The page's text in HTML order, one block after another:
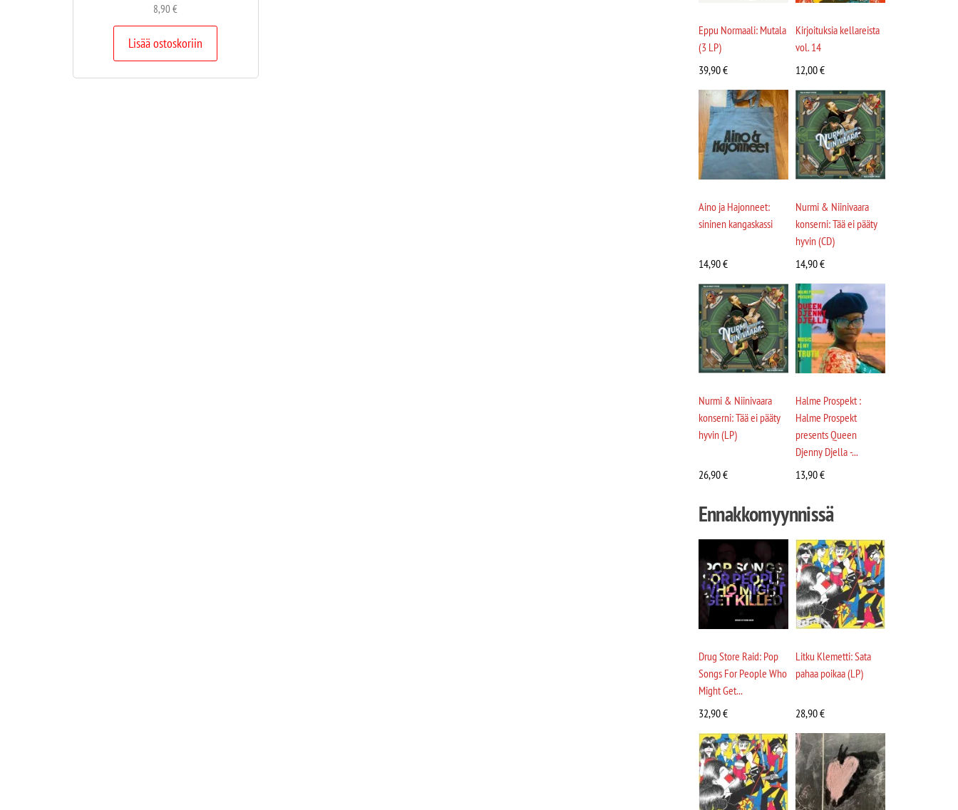
8,90€
Lisää ostoskoriin
Eppu Normaali: Mutala
(3 LP)
39,90€
Kirjoituksia kellareista
vol. 14
12,00€
Aino ja Hajonneet:
sininen kangaskassi
14,90€
Nurmi & Niinivaara
konserni: Tää ei pääty
hyvin (CD)
14,90€
Nurmi & Niinivaara
konserni: Tää ei pääty
hyvin (LP)
26,90€
Halme Prospekt :
Halme Prospekt
presents Queen
Djenny Djella -...
13,90€
Ennakkomyynnissä
Drug Store Raid: Pop
Songs For People Who
Might Get...
32,90€
Litku Klemetti: Sata
pahaa poikaa (LP)
28,90€